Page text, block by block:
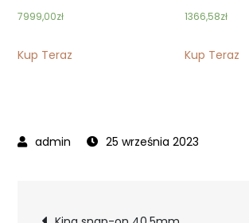
7999,00zł
Kup Teraz
1366,58zł
Kup Teraz
25 września 2023